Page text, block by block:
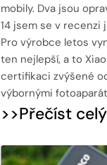
mobily. Dva jsou
14 jsem se v recenzi
Pro výrobce letos
ten nejlepší, a to
certifikaci zvýšené
výbornými
>>Přečíst